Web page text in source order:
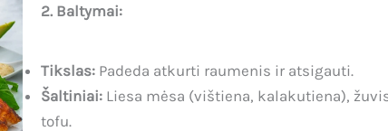
2. Baltymai:
Tikslas: Padeda atkurti raumenis ir atsigauti.
Šaltiniai: Liesa mėsa (vištiena, kalakutiena),
tofu.